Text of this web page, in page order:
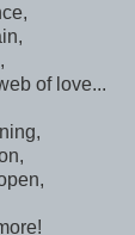
of love...